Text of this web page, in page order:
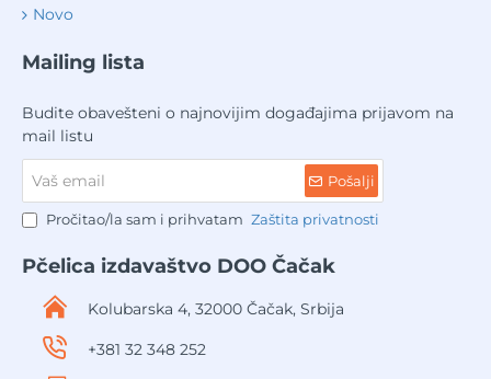
Novo
Mailing lista
Budite obavešteni o najnovijim događajima prijavom na
mail listu
email
Pošalji
Pročitao/la sam i prihvatam Zaštita privatnosti
Pčelica izdavaštvo DOO Čačak
Kolubarska 4, 32000 Čačak, Srbija
+381 32 348 252